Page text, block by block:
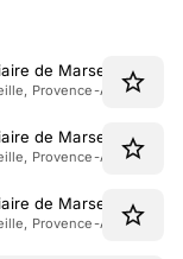
de Marseille le 2
Provence-Alpes-Côte
de Marseille le 9
Provence-Alpes-Côte
de Marseille le 16
Provence-Alpes-Côte